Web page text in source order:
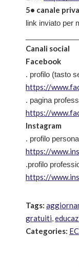
5• canale
link inviato per
Canali social
Facebook
. profilo (tasto
https://
. pagina
https://
Instagram
. profilo
https://
.profilo
https://
Tags:
gratuiti,
Categories: